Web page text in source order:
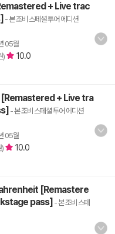
+ Live trac
- 본 조비 스페셜 투어 에디션
05월
)
10.0
+ Live tra
- 본 조비 스페셜 투어 에디션
05월
)
10.0
[Remastere
pass] - 본 조비 스페